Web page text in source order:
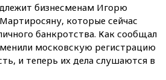
бизнесменам Игорю
которые сейчас
банкротства. Как сообщал
московскую регистрацию
и теперь их дела слушаются в